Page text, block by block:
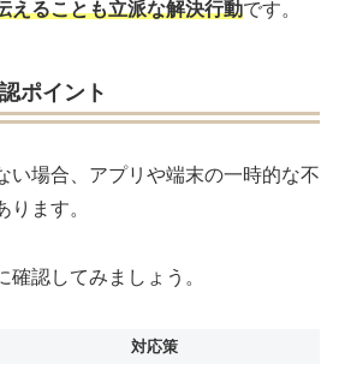
えることも立派な解決行動です。
ポイント
い場合、アプリや端末の一時的な不
ます。
確認してみましょう。
対応策